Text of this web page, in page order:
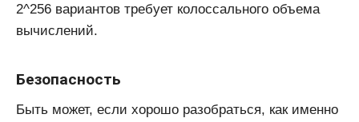
2^256 вариантов требует колоссального объема
вычислений.
Безопасность
Быть может, если хорошо разобраться, как именно